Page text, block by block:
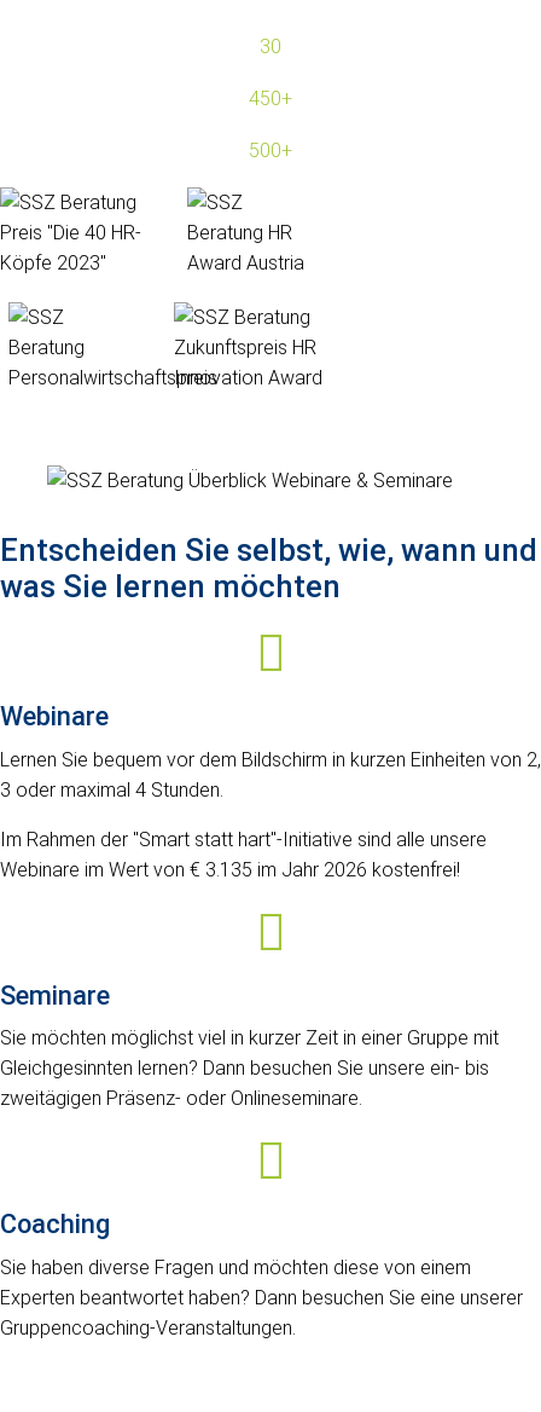
30
450+
500+
Entscheiden Sie selbst, wie, wann und
was Sie lernen möchten
Webinare
Lernen Sie bequem vor dem Bildschirm in kurzen Einheiten von 2,
3 oder maximal 4 Stunden.
Im Rahmen der "Smart statt hart"-Initiative sind alle unsere
Webinare im Wert von € 3.135 im Jahr 2026 kostenfrei!
Seminare
Sie möchten möglichst viel in kurzer Zeit in einer Gruppe mit
Gleichgesinnten lernen? Dann besuchen Sie unsere ein- bis
zweitägigen Präsenz- oder Onlineseminare.
Coaching
Sie haben diverse Fragen und möchten diese von einem
Experten beantwortet haben? Dann besuchen Sie eine unserer
Gruppencoaching-Veranstaltungen.